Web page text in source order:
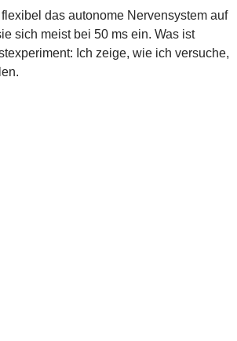
das autonome Nervensystem auf
sich meist bei 50 ms ein. Was ist
Ich zeige, wie ich versuche,